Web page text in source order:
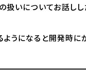
扱いについてお話しし
うになると開発時に